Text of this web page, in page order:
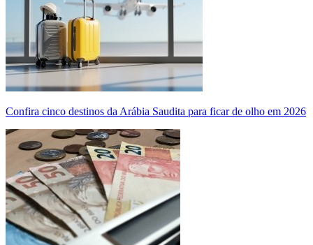
Confira cinco destinos da Arábia Saudita para ficar de olho em 2026